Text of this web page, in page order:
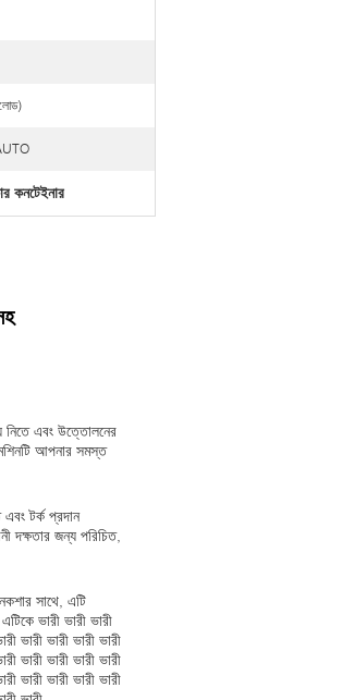
কনটেইনার
নিতে এবং উত্তোলনের
আপনার সমস্ত
টর্ক প্রদান
দক্ষতার জন্য পরিচিত,
সাথে, এটি
ভারী ভারী ভারী
ভারী ভারী ভারী ভারী
ভারী ভারী ভারী ভারী
ভারী ভারী ভারী ভারী